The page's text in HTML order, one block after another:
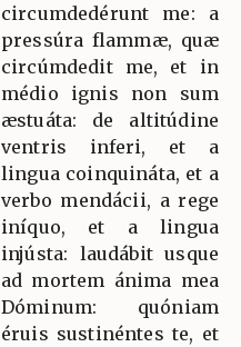
circumdedérunt me: a
pressúra flammæ, quæ
circúmdedit me, et in
médio ignis non sum
æstuáta: de altitúdine
ventris inferi, et a
lingua coinquináta, et a
verbo mendácii, a rege
iníquo, et a lingua
injústa: laudábit usque
ad mortem ánima mea
Dóminum: quóniam
éruis sustinéntes te, et